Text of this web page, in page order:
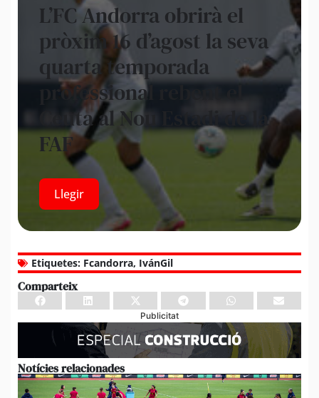
L’FC Andorra obrirà el
pròxim 16 d’agost la seva
quarta temporada
professional rebent el
Ceuta al Nou Estadi de la
FAF
Llegir
Etiquetes: Fcandorra, IvánGil
Comparteix
Publicitat
Notícies relacionades